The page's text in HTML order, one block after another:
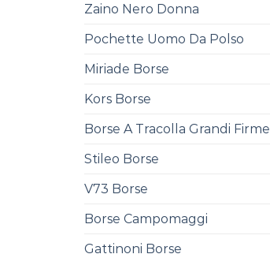
Zaino Nero Donna
Pochette Uomo Da Polso
Miriade Borse
Kors Borse
Borse A Tracolla Grandi Firme
Stileo Borse
V73 Borse
Borse Campomaggi
Gattinoni Borse